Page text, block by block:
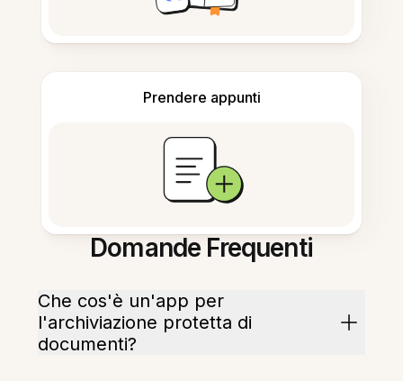
Prendere appunti
Domande Frequenti
Che cos'è un'app per
l'archiviazione protetta di
documenti?